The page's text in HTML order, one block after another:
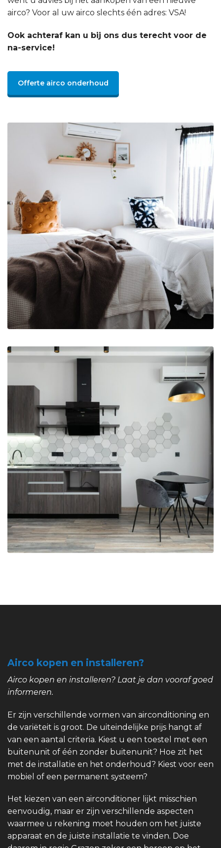
airco? Voor al uw airco slechts één adres: VSA!
Ook achteraf kan u bij ons dus terecht voor de
na-service!
Offerte airco onderhoud
Airco kopen en installeren?
Airco kopen en installeren? Laat je dan vooraf goed
informeren.
Er zijn verschillende vormen van airconditioning en
de variëteit is groot. De uiteindelijke prijs hangt af
van een aantal criteria. Kiest u een toestel met een
buitenunit of één zonder buitenunit? Hoe zit het
met de installatie en het onderhoud? Kiest voor een
mobiel of een permanent systeem?
Het kiezen van een airconditioner lijkt misschien
eenvoudig, maar er zijn verschillende aspecten
waarmee u rekening moet houden om het juiste
apparaat en de juiste installatie te vinden. Doe